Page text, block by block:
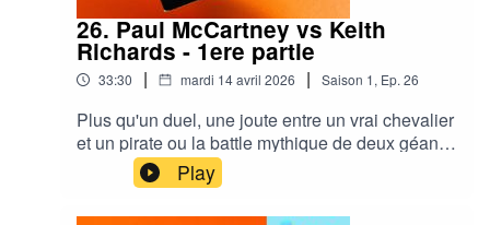
26. Paul McCartney vs Keith
Richards - 1ere partie
33:30 | mardi 14 avril 2026 | Saison 1, Ep. 26
Plus qu'un duel, une joute entre un vrai chevalier
et un pirate ou la battle mythique de deux géants
qui règnent encore sur la musique à 80 ans
passés et ont bâti l'une des révolutions
culturelles majeures du 20e siècle : le rock'n roll.
Play